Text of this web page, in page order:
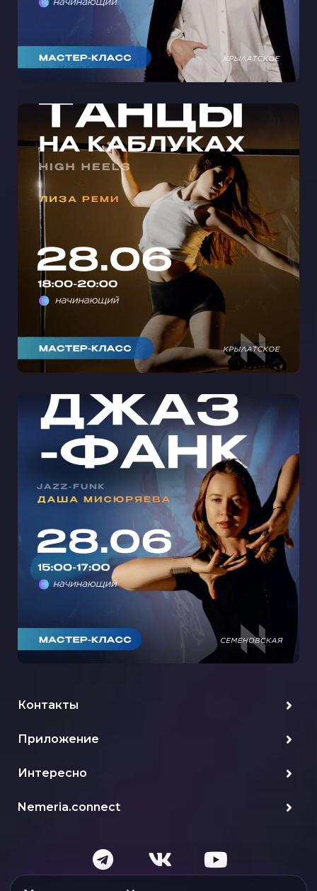
МАСТЕР-КЛАСС ТАНЦЫ НА
КАБЛУКАХ С ЛИЗОЙ РЕМИ В
КРЫЛАТСКОМ 🩵
МАСТЕР-КЛАСС ДЖАЗ-ФАНК С
ДАШЕЙ МИСЮРЯЕВОЙ НА
СЕМЕНОВСКОЙ
Контакты
Приложение
Интересно
Nemeria.connect